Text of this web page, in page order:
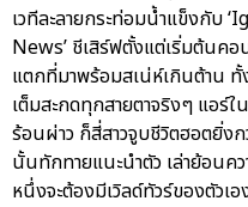
เวทีละลายกระท่อมน้ำแข็งกับ
News’ ชีเสิร์ฟตั้งแต่เริ่มต้นคอ
แตกที่มาพร้อมสเน่ห์เกินต้าน ทั้
เต็มสะกดทุกสายตาจริงๆ แอร์
ร้อนผ่าว ก็สี่สาวจูบชีวิตฮอตยิ่ง
นั้นทักทายแนะนำตัว เล่าย้อนค
หนึ่งจะต้องมีเวิลด์ทัวร์ของตัว